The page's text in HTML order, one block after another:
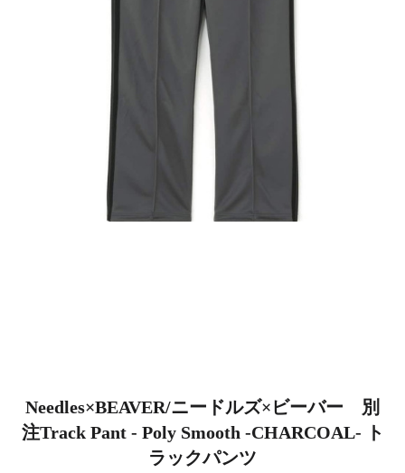
Needles×BEAVER/ニードルズ×ビーバー 別
注Track Pant - Poly Smooth -CHARCOAL- ト
ラックパンツ